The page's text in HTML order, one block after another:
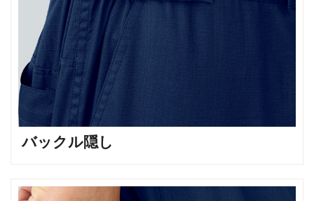
バックル隠し